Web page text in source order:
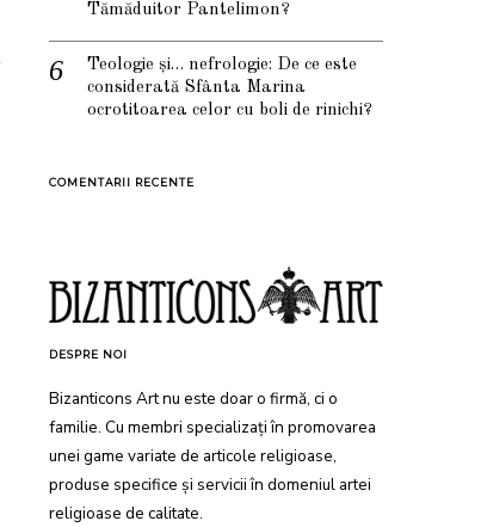
Tămăduitor Pantelimon?
Teologie și… nefrologie: De ce este
considerată Sfânta Marina
ocrotitoarea celor cu boli de rinichi?
COMENTARII RECENTE
DESPRE NOI
Bizanticons Art nu este doar o firmă, ci o
familie. Cu membri specializați în promovarea
unei game variate de articole religioase,
produse specifice și servicii în domeniul artei
religioase de calitate.